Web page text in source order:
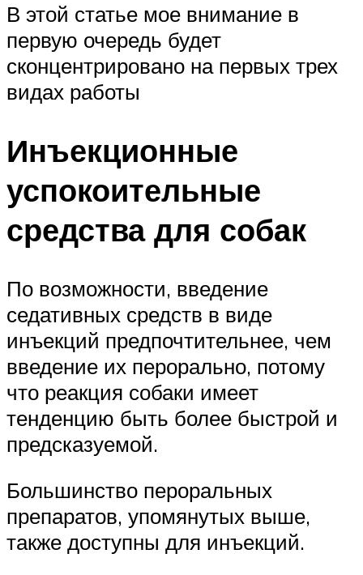
В этой статье мое внимание в
первую очередь будет
сконцентрировано на первых трех
видах работы
Инъекционные
успокоительные
средства для собак
По возможности, введение
седативных средств в виде
инъекций предпочтительнее, чем
введение их перорально, потому
что реакция собаки имеет
тенденцию быть более быстрой и
предсказуемой.
Большинство пероральных
препаратов, упомянутых выше,
также доступны для инъекций.